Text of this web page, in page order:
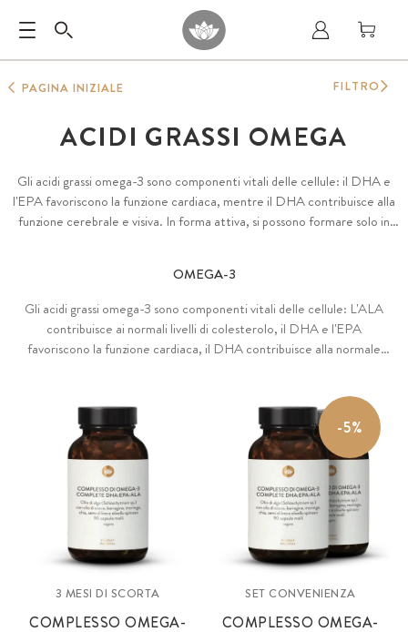
PAGINA INIZIALE
ACIDI GRASSI OMEGA
Gli acidi grassi omega-3 sono componenti vitali delle cellule: il DHA e
l'EPA favoriscono la funzione cardiaca, mentre il DHA contribuisce alla
funzione cerebrale e visiva. In forma attiva, si possono formare solo in
come fonte di cibo. Nel nostro assortimento abbiamo esclusivamente
oli omega-3 100% vegetali.
OMEGA-3
Gli acidi grassi omega-3 sono componenti vitali delle cellule: L'ALA
contribuisce ai normali livelli di colesterolo, il DHA e l'EPA
favoriscono la funzione cardiaca, il DHA contribuisce alla normale
3 MESI DI SCORTA
COMPLESSO OMEGA-
-5%
SET CONVENIENZA
COMPLESSO OMEGA-
FILTRO